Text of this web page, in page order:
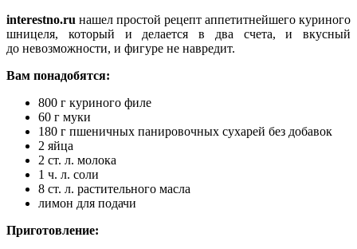
interestno.ru нашел простой рецепт аппетитнейшего куриного
шницеля, который и делается в два счета, и вкусный
до невозможности, и фигуре не навредит.
Вам понадобятся:
800 г куриного филе
60 г муки
180 г пшеничных панировочных сухарей без добавок
2 яйца
2 ст. л. молока
1 ч. л. соли
8 ст. л. растительного масла
лимон для подачи
Приготовление: